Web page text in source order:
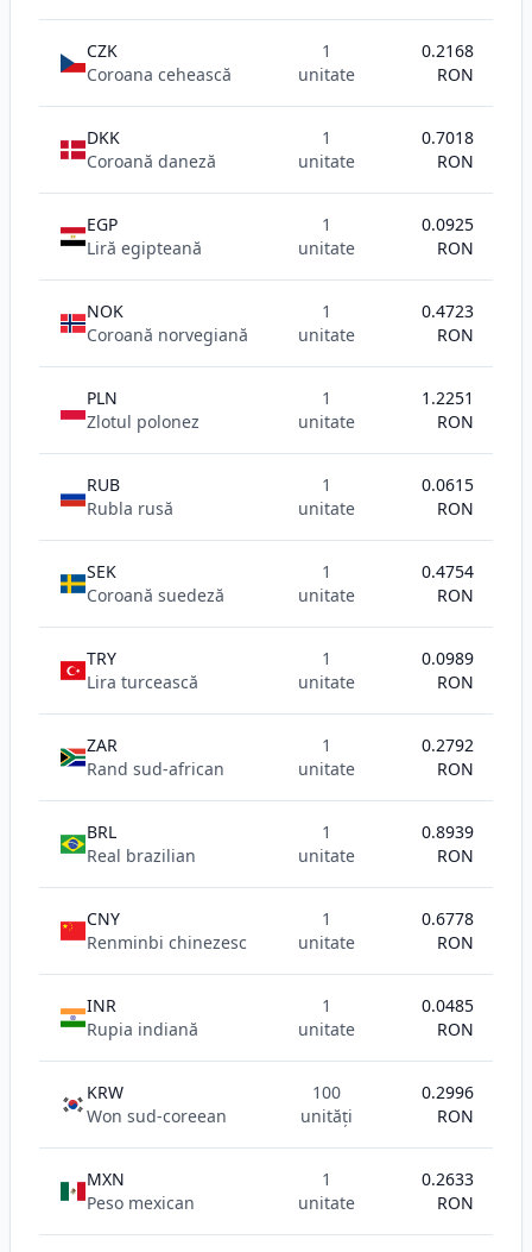
CZK
Coroana cehească
1
unitate
0.2168
RON
DKK
Coroană daneză
1
unitate
0.7018
RON
EGP
Liră egipteană
1
unitate
0.0925
RON
NOK
Coroană norvegiană
1
unitate
0.4723
RON
PLN
Zlotul polonez
1
unitate
1.2251
RON
RUB
Rubla rusă
1
unitate
0.0615
RON
SEK
Coroană suedeză
1
unitate
0.4754
RON
TRY
Lira turcească
1
unitate
0.0989
RON
ZAR
Rand sud-african
1
unitate
0.2792
RON
BRL
Real brazilian
1
unitate
0.8939
RON
CNY
Renminbi chinezesc
1
unitate
0.6778
RON
INR
Rupia indiană
1
unitate
0.0485
RON
KRW
Won sud-coreean
100
unități
0.2996
RON
MXN
Peso mexican
1
unitate
0.2633
RON